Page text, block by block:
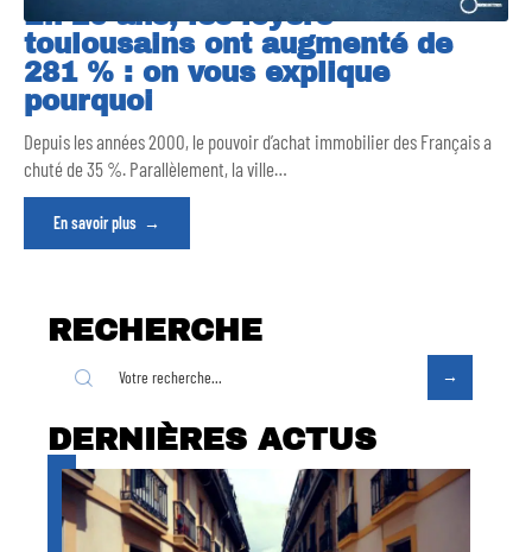
En 20 ans, les loyers
toulousains ont augmenté de
281 % : on vous explique
pourquoi
Depuis les années 2000, le pouvoir d’achat immobilier des Français a
chuté de 35 %. Parallèlement, la ville…
En savoir plus
RECHERCHE
DERNIÈRES ACTUS